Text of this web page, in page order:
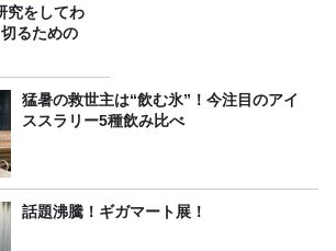
究をしてわ
るための
猛暑の救世主は“飲む氷”！今注目のアイ
ススラリー5種飲み比べ
話題沸騰！ギガマート展！